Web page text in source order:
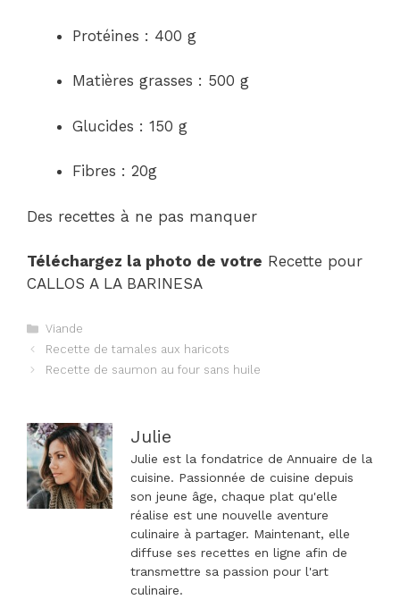
Protéines : 400 g
Matières grasses : 500 g
Glucides : 150 g
Fibres : 20g
Des recettes à ne pas manquer
Téléchargez la photo de votre Recette pour
CALLOS A LA BARINESA
Catégories
Viande
Navigation
des
Recette de tamales aux haricots
Recette de saumon au four sans huile
Julie
Julie est la fondatrice de Annuaire de la
cuisine. Passionnée de cuisine depuis
son jeune âge, chaque plat qu'elle
réalise est une nouvelle aventure
culinaire à partager. Maintenant, elle
diffuse ses recettes en ligne afin de
transmettre sa passion pour l'art
culinaire.